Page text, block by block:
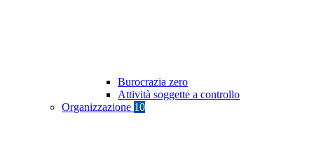
Burocrazia zero
Attività soggette a controllo
Organizzazione 10